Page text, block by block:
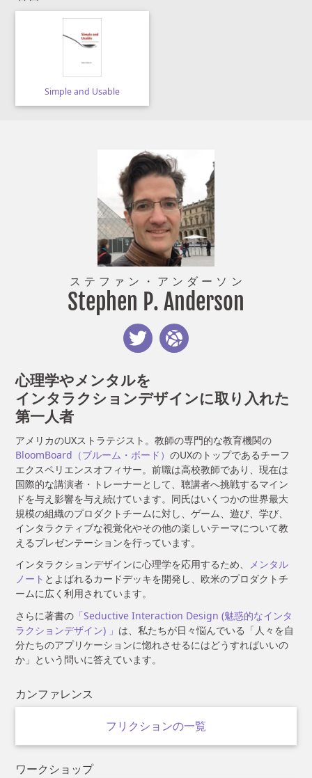
Simple and Usable
Stephen P. Anderson
ステファン ・ アンダーソン
心理学やメンタルを
インタラクションデザインに取り入れた
第一人者
アメリカのUXストラテジスト。教師の専門的な教育機関の
BloomBoard（ブルーム・ボード）のUXのトップであるチーフ
エクスペリエンスオフィサー。前職は高校教師であり、現在は
国際的な講演者・トレーナーとして、聴講者へ挑戦するマイン
ドを与え影響を与え続けています。同氏はいくつかの世界最大
規模の組織のプロダクトチームに対し、ゲーム、遊び、学び、
インタラクティブな視覚化やその他の楽しいテーマについて教
えるプレゼンテーションを行っています。
インタラクションデザインに心理学を応用するため、 メンタル
ノート とよばれるカードデッキを開発し、欧米のプロダクトチ
ームに広く利用されています。
さらに著書の 「Seductive Interaction Design (魅惑的なインタ
ラクションデザイン) 」 は、私たちが日々悩んでいる「人々を自
分たちのアプリケーションに惚れさせるにはどうすればいいの
か」という問いに答えています。
カンファレンス
フリクションの一覧
ワークショップ